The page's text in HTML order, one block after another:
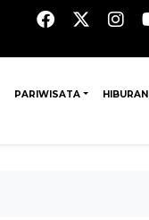
PARIWISATA HIBURAN